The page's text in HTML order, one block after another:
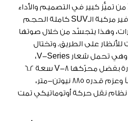
من تميُّز كبير في التصميم والأداء
والتقنيات وذلك لأجل توفير مركبة الـSUV كاملة الحجم
وهذا يتجسَّد من خلال صوتها
على الطريق. وتختال
’إسكاليد - V‘ بكل فخر وهي تحمل شعار V-Series،
والذي تستحقّه عن جدارة بفضل محرّكها V-8 سعة 6.2
ليتر بقوّة تبلغ 682 حصاناً وعزم قدره 885 نيوتن-متر،
نظام نقل حركة أوتوماتيكي تمت